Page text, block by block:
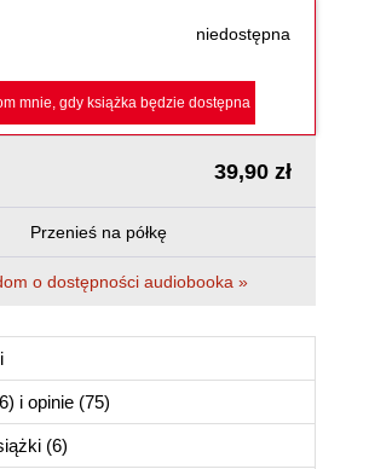
niedostępna
mnie, gdy książka będzie dostępna
39,90 zł
Przenieś na półkę
o dostępności audiobooka »
6) i opinie (75)
(6)